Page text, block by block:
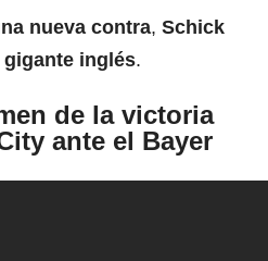
nueva contra, Schick
inglés.
de la victoria
ante el Bayer